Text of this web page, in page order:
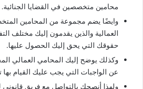
محامين متخصصين في القضايا الجنائية.
وايضًا يضم مجموعة من المحامين
العمالية والذين يقدمون إليك مختلف
حقوقك التي يحق إليك الحصول عليها.
وكذلك يوضح إليك المحامي العمالي
عن الواجبات التي يجب عليك القيام بها
ولهذا أنصحك بالتواصل مع فريق